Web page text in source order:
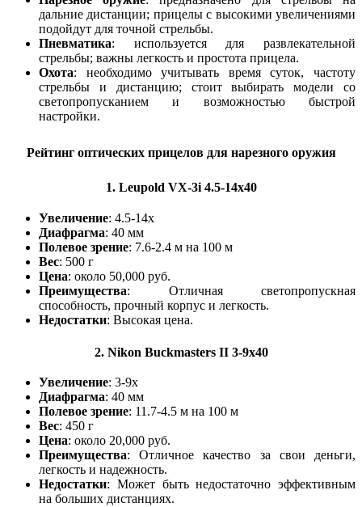
дальние дистанции; прицелы с высокими увеличениями
подойдут для точной стрельбы.
Пневматика: используется для развлекательной
стрельбы; важны легкость и простота прицела.
Охота: необходимо учитывать время суток, частоту
стрельбы и дистанцию; стоит выбирать модели со
светопропусканием и возможностью быстрой
настройки.
Рейтинг оптических прицелов для нарезного оружия
1. Leupold VX-3i 4.5-14x40
Увеличение: 4.5-14x
Диафрагма: 40 мм
Полевое зрение: 7.6-2.4 м на 100 м
Вес: 500 г
Цена: около 50,000 руб.
Преимущества: Отличная светопропускная
способность, прочный корпус и легкость.
Недостатки: Высокая цена.
2. Nikon Buckmasters II 3-9x40
Увеличение: 3-9x
Диафрагма: 40 мм
Полевое зрение: 11.7-4.5 м на 100 м
Вес: 450 г
Цена: около 20,000 руб.
Преимущества: Отличное качество за свои деньги,
легкость и надежность.
Недостатки: Может быть недостаточно эффективным
на больших дистанциях.